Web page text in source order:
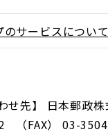
サービスについ
せ先】 日本郵
（FAX） 03-